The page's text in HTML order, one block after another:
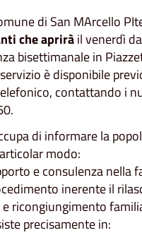
di San MArcello
che apriràil venerdì
bisettimanale in
è disponibile
contattando i
di informare la
modo:
e consulenza nella
inerente il
ricongiungimento
precisamente in: